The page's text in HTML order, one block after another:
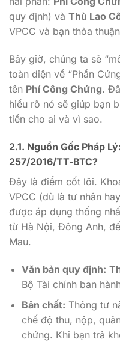
quy định) và Thù Lao
VPCC và bạn thỏa
Bây giờ, chúng ta sẽ
toàn diện về “Phần
tên Phí Công Chứng.
hiểu rõ nó sẽ giúp bạn
tiền cho ai và vì sao.
2.1. Nguồn Gốc Pháp
257/2016/TT-BTC?
Đây là điểm cốt lõi.
VPCC (dù là tư nhân
được áp dụng thống
từ Hà Nội, Đông Anh,
Mau.
Văn bản quy định:
Bộ Tài chính ban
Bản chất: Thông tư
chế độ thu, nộp,
chứng. Khi bạn trả